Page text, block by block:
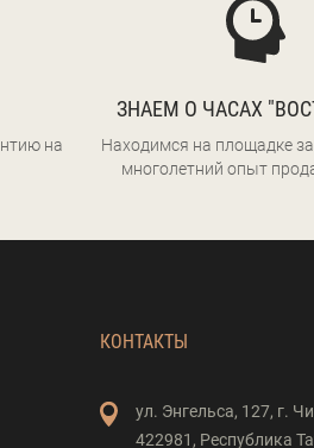
на
ЗНАЕМ О ЧАСАХ
Находимся на площадке
многолетний опыт
КОНТАКТЫ
ул. Энгельса, 127, г.
422981, Республика